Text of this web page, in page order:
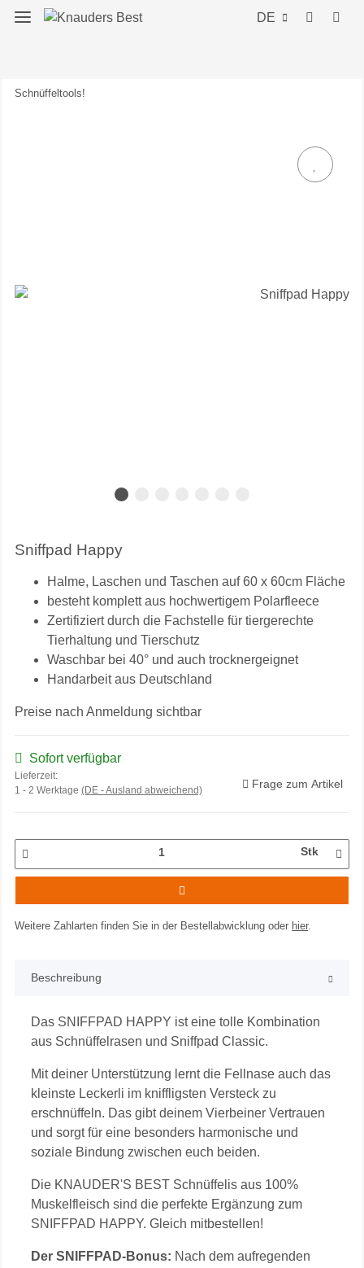
DE
Schnüffeltools!
Sniffpad Happy
Halme, Laschen und Taschen auf 60 x 60cm Fläche
besteht komplett aus hochwertigem Polarfleece
Zertifiziert durch die Fachstelle für tiergerechte
Tierhaltung und Tierschutz
Waschbar bei 40° und auch trocknergeignet
Handarbeit aus Deutschland
Preise nach Anmeldung sichtbar
Sofort verfügbar
Lieferzeit:
1 - 2 Werktage(DE - Ausland abweichend) Frage zum Artikel
Stk
Weitere Zahlarten finden Sie in der Bestellabwicklung oder hier.
Beschreibung
Das SNIFFPAD HAPPY ist eine tolle Kombination
aus Schnüffelrasen und Sniffpad Classic.
Mit deiner Unterstützung lernt die Fellnase auch das
kleinste Leckerli im kniffligsten Versteck zu
erschnüffeln. Das gibt deinem Vierbeiner Vertrauen
und sorgt für eine besonders harmonische und
soziale Bindung zwischen euch beiden.
Die KNAUDER'S BEST Schnüffelis aus 100%
Muskelfleisch sind die perfekte Ergänzung zum
SNIFFPAD HAPPY. Gleich mitbestellen!
Der SNIFFPAD-Bonus: Nach dem aufregenden